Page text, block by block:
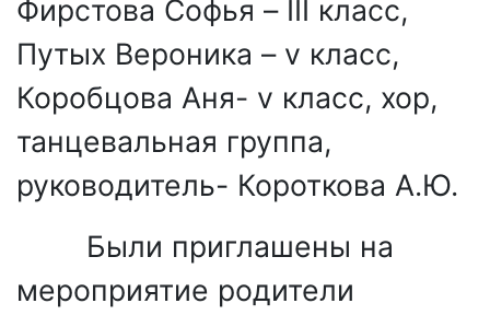
Фирстова Софья – III класс,
Путых Вероника – v класс,
Коробцова Аня- v класс, хор,
танцевальная группа,
руководитель- Короткова А.Ю.
Были приглашены на
мероприятие родители